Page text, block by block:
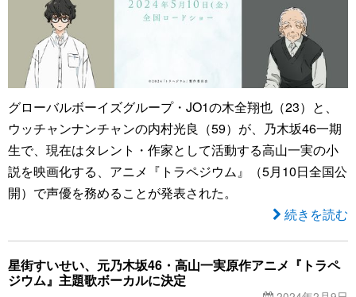
グローバルボーイズグループ・JO1の木全翔也（23）と、
ウッチャンナンチャンの内村光良（59）が、乃木坂46一期
生で、現在はタレント・作家として活動する高山一実の小
説を映画化する、アニメ『トラペジウム』（5月10日全国公
開）で声優を務めることが発表された。
続きを読む
星街すいせい、元乃木坂46・高山一実原作アニメ『トラペ
ジウム』主題歌ボーカルに決定